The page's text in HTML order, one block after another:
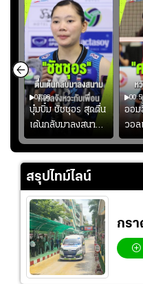
01:08
บุ๋มบิ๋ม ชัชชุอร สุดตื่น
เต้นกลับมาลงสนาม
ให้ทีมชาติ แอบกังวล
จังหวะไม่เข้ากับเพื่อน
ออม
วอล
ชาติ
เกม
สรุปไทม์ไลน์
กร